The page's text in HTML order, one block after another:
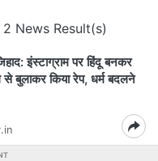
News Result(s)
इंस्टाग्राम पर हिंदू बनकर
से बुलाकर किया रेप, धर्म बदलने